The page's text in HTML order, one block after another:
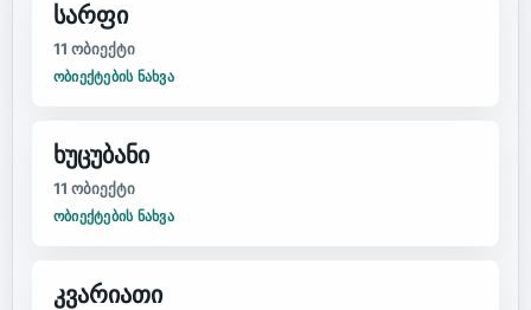
სარფი
11 ობიექტი
ᲝᲑᲘᲔᲥᲢᲔᲑᲘᲡ ᲜᲐᲮᲕᲐ
ხუცუბანი
11 ობიექტი
ᲝᲑᲘᲔᲥᲢᲔᲑᲘᲡ ᲜᲐᲮᲕᲐ
კვარიათი